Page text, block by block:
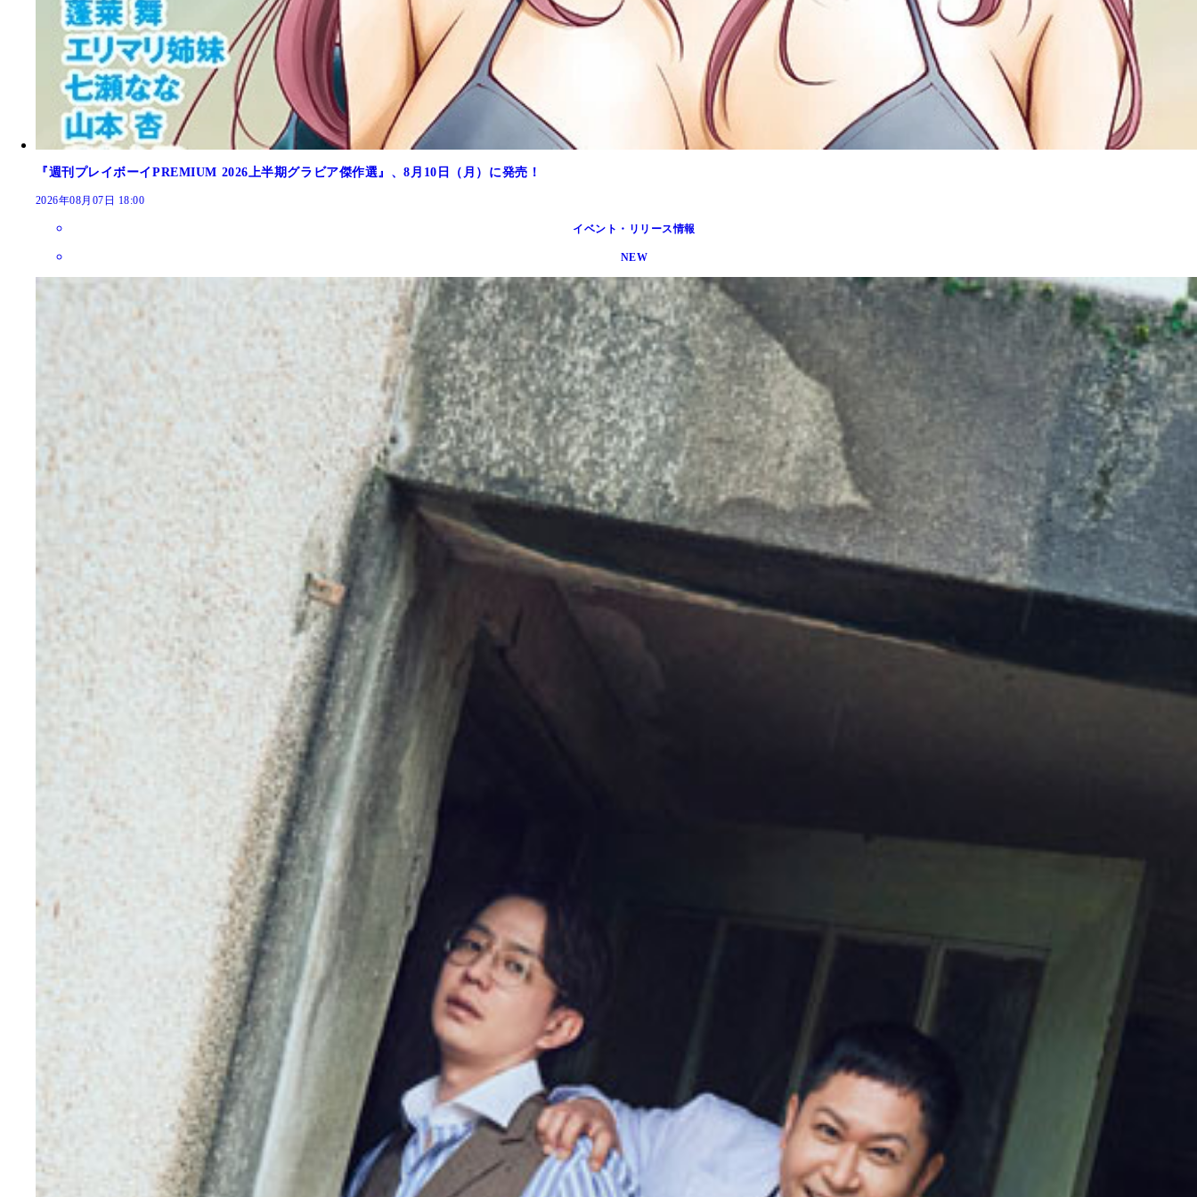
『週刊プレイボーイPREMIUM 2026上半期グラビア傑作選』、8月10日（月）に発売！
2026年08月07日 18:00
イベント・リリース情報
NEW